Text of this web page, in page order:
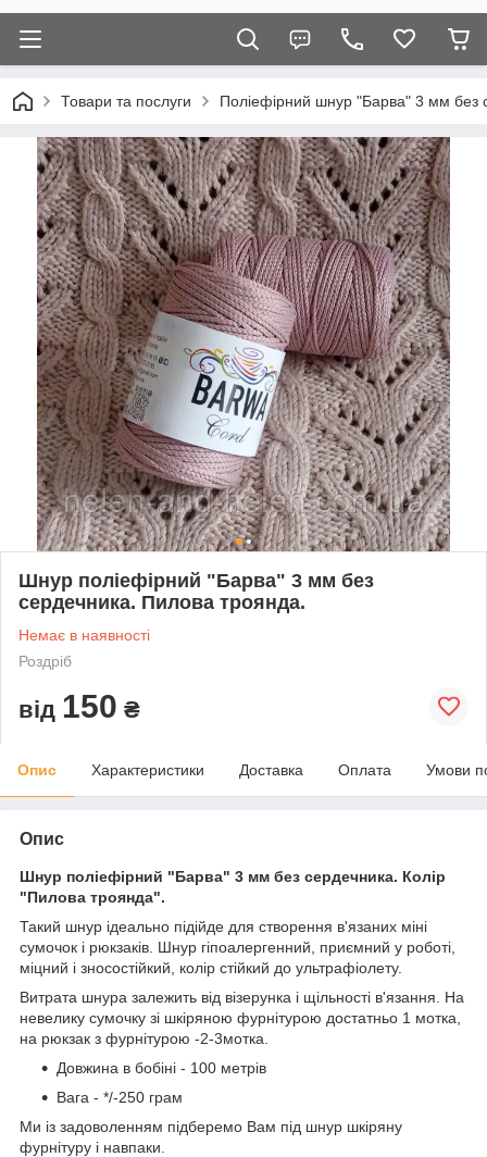
Товари та послуги Поліефірний шнур "Барва" 3 мм без
Шнур поліефірний "Барва" 3 мм без
сердечника. Пилова троянда.
Немає в наявності
Роздріб
від 150 ₴
Опис Характеристики Доставка Оплата Умови
Опис
Шнур поліефірний "Барва" 3 мм без сердечника. Колір
"Пилова троянда".
Такий шнур ідеально підійде для створення в'язаних мiнi
сумочок і рюкзаків. Шнур гіпоалергенний, приємний у роботі,
міцний і зносостійкий, колір стійкий до ультрафіолету.
Витрата шнура залежить від візерунка і щільності в'язання. На
невелику сумочку зі шкіряною фурнітурою достатньо 1 мотка,
на рюкзак з фурнітурою -2-3мотка.
Довжина в бобіні - 100 метрів
Вага - */-250 грам
Ми із задоволенням підберемо Вам під шнур шкіряну
фурнітуру і навпаки.